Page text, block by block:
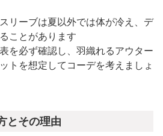
リーブは夏以外では体が冷え、デ
ことがあります
を必ず確認し、羽織れるアウター
トを想定してコーデを考えましょ
とその理由